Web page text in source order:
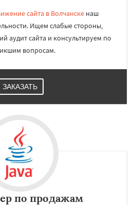
сайта в Волчанске наш
Ищем слабые стороны,
аудит сайта и консультируем по
вопросам.
ЗАКАЗАТЬ
по продажам